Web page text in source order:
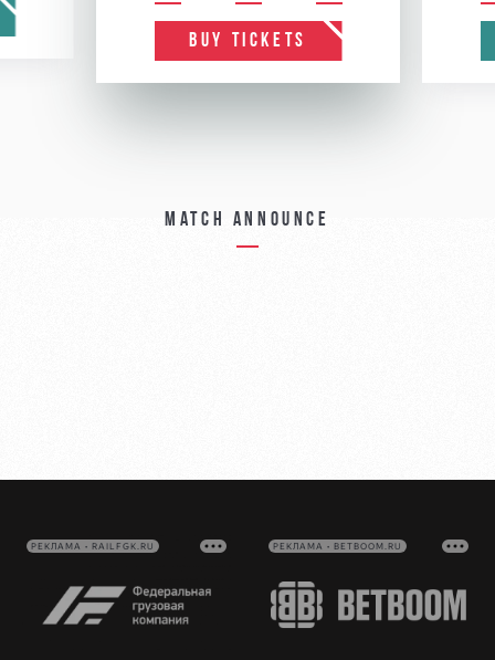
BUY TICKETS
Match announce
РЕКЛАМА • RAILFGK.RU РЕКЛАМА • BETBOOM.RU